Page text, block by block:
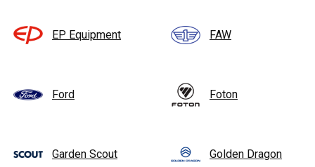
EP Equipment FAW
Ford Foton
Garden Scout Golden Dragon